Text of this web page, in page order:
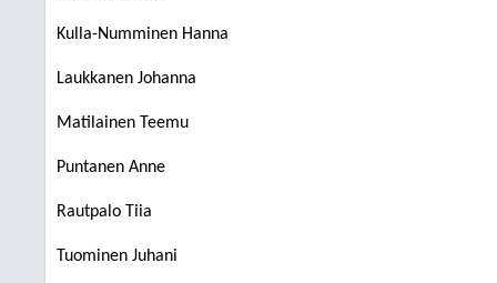
Kulla-Numminen Hanna
Laukkanen Johanna
Matilainen Teemu
Puntanen Anne
Rautpalo Tiia
Tuominen Juhani